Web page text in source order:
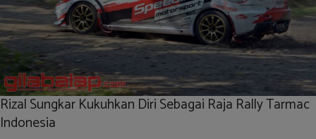
Rizal Sungkar Kukuhkan Diri Sebagai Raja Rally Tarmac
Indonesia